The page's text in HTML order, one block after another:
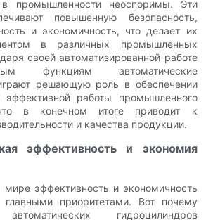
в промышленности неоспоримы. Эти
повышенную безопасность,
и экономичность, что делает их
в различных промышленных
своей автоматизированной работе
функциям автоматические
решающую роль в обеспечении
эффективной работы промышленного
в конечном итоге приводит к
и качества продукции.
эффективность и экономия
эффективность и экономичность
главными приоритетами. Вот почему
автоматических гидроцилиндров